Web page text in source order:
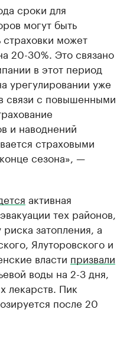
сроки для
могут быть
может
20-30%. Это связано
в этот период
урегулировании уже
связи с повышенными
и наводнений
страховыми
сезона», —
активная
тех районов,
затопления, а
Ялуторовского и
власти призвали
воды на 2-3 дня,
лекарств. Пик
после 20